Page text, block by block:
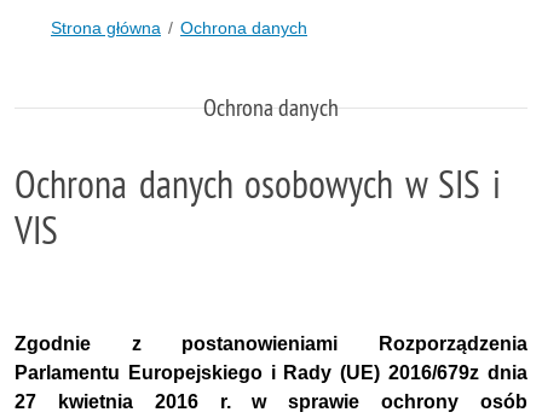
Strona główna Ochrona danych
Ochrona danych
Ochrona danych osobowych w SIS i
VIS
Zgodnie z postanowieniami Rozporządzenia
Parlamentu Europejskiego i Rady (UE) 2016/679z dnia
27 kwietnia 2016 r. w sprawie ochrony osób